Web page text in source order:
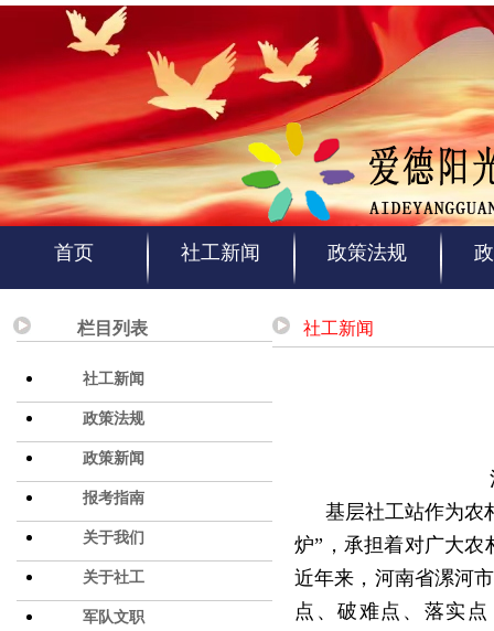
首页 社工新闻 政策法规
栏目列表
社工新闻
政策法规
政策新闻
报考指南
关于我们
关于社工
军队文职
社工新闻
基层社工站作为农
炉”，承担着对广大
近年来，河南省漯河
点、破难点、落实